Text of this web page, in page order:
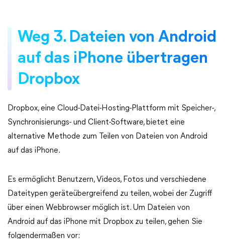
Weg 3. Dateien von Android
auf das iPhone übertragen
Dropbox
Dropbox, eine Cloud-Datei-Hosting-Plattform mit Speicher-,
Synchronisierungs- und Client-Software, bietet eine
alternative Methode zum Teilen von Dateien von Android
auf das iPhone.
Es ermöglicht Benutzern, Videos, Fotos und verschiedene
Dateitypen geräteübergreifend zu teilen, wobei der Zugriff
über einen Webbrowser möglich ist. Um Dateien von
Android auf das iPhone mit Dropbox zu teilen, gehen Sie
folgendermaßen vor: